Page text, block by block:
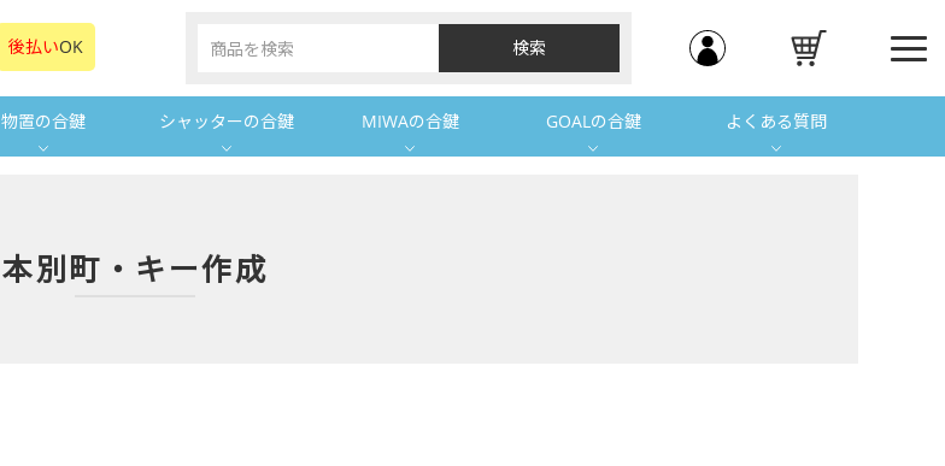
後払いOK
物置の合鍵 シャッターの合鍵 MIWAの合鍵 GOALの合鍵 よくある質問
本別町・キー作成